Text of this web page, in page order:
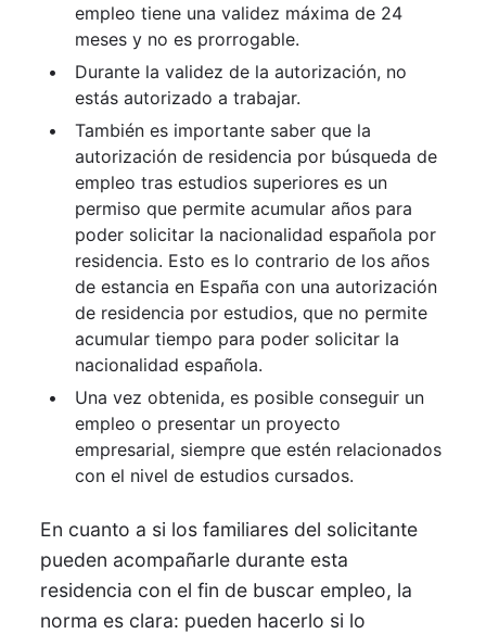
empleo tiene una validez máxima de 24
meses y no es prorrogable.
Durante la validez de la autorización, no
estás autorizado a trabajar.
También es importante saber que la
autorización de residencia por búsqueda de
empleo tras estudios superiores es un
permiso que permite acumular años para
poder solicitar la nacionalidad española por
residencia. Esto es lo contrario de los años
de estancia en España con una autorización
de residencia por estudios, que no permite
acumular tiempo para poder solicitar la
nacionalidad española.
Una vez obtenida, es posible conseguir un
empleo o presentar un proyecto
empresarial, siempre que estén relacionados
con el nivel de estudios cursados.
En cuanto a si los familiares del solicitante
pueden acompañarle durante esta
residencia con el fin de buscar empleo, la
norma es clara: pueden hacerlo si lo